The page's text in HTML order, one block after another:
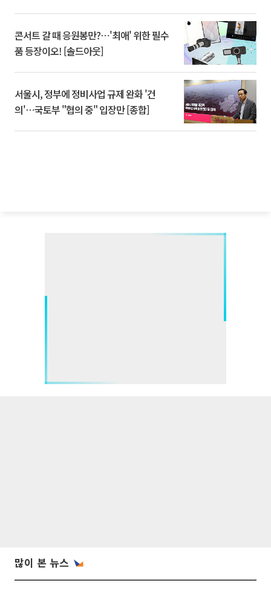
콘서트 갈 때 응원봉만?⋯'최애' 위한 필수
품 등장이오! [솔드아웃]
서울시, 정부에 정비사업 규제 완화 '건
의'⋯국토부 "협의 중" 입장만 [종합]
많이 본 뉴스